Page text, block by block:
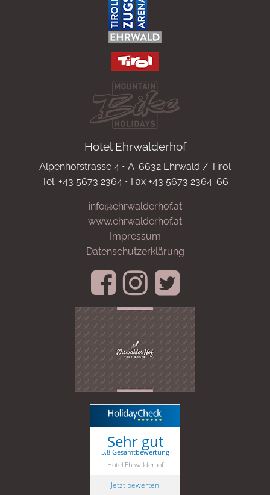
Hotel Ehrwalderhof
Alpenhofstrasse 4 • A-6632 Ehrwald / Tirol
Tel. +43 5673 2364 • Fax +43 5673 2364-66
info@ehrwalderhof.at
www.ehrwalderhof.at
Impressum
Datenschutzerklärung
Sehr gut
5.8 Gesamtbewertung
Hotel Ehrwalderhof
Jetzt bewerten